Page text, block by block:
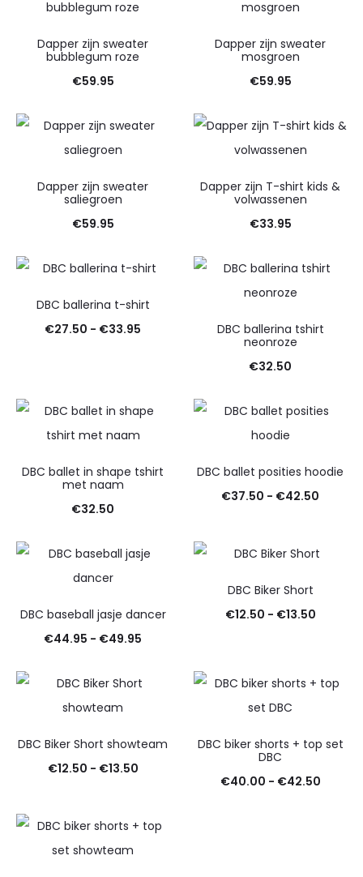
Dapper zijn sweater
bubblegum roze
€59.95
Dapper zijn sweater
mosgroen
€59.95
Dapper zijn sweater
saliegroen
€59.95
Dapper zijn T-shirt kids &
volwassenen
€33.95
DBC ballerina t-shirt
€27.50 - €33.95
DBC ballerina tshirt
neonroze
€32.50
DBC ballet in shape tshirt
met naam
€32.50
DBC ballet posities hoodie
€37.50 - €42.50
DBC baseball jasje dancer
€44.95 - €49.95
tot
DBC Biker Short
€12.50 - €13.50
€13.50
DBC Biker Short showteam
€12.50 - €13.50Prijsklasse:
DBC biker shorts + top set
DBC
€40.00 - €42.50